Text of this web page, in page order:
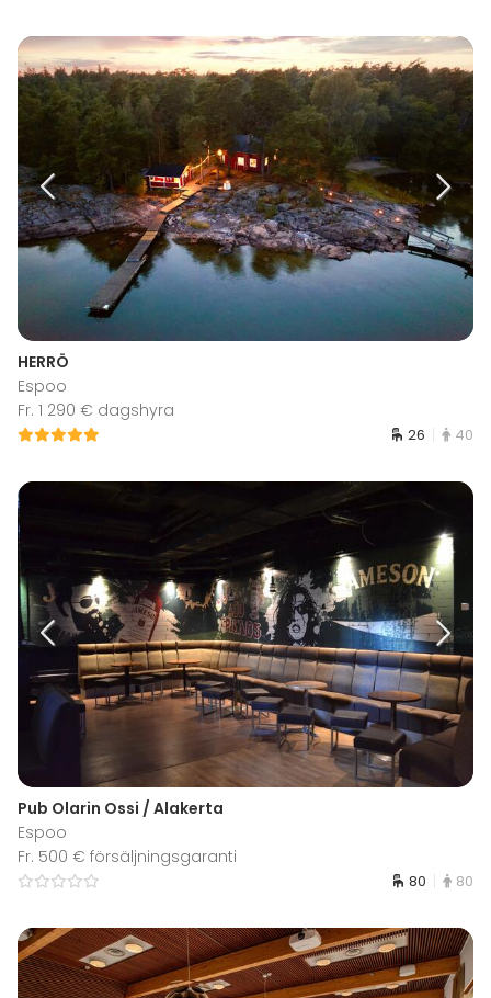
HERRÖ
Espoo
Fr. 1 290 € dagshyra
26 40
Pub Olarin Ossi / Alakerta
Espoo
Fr. 500 € försäljningsgaranti
80 80